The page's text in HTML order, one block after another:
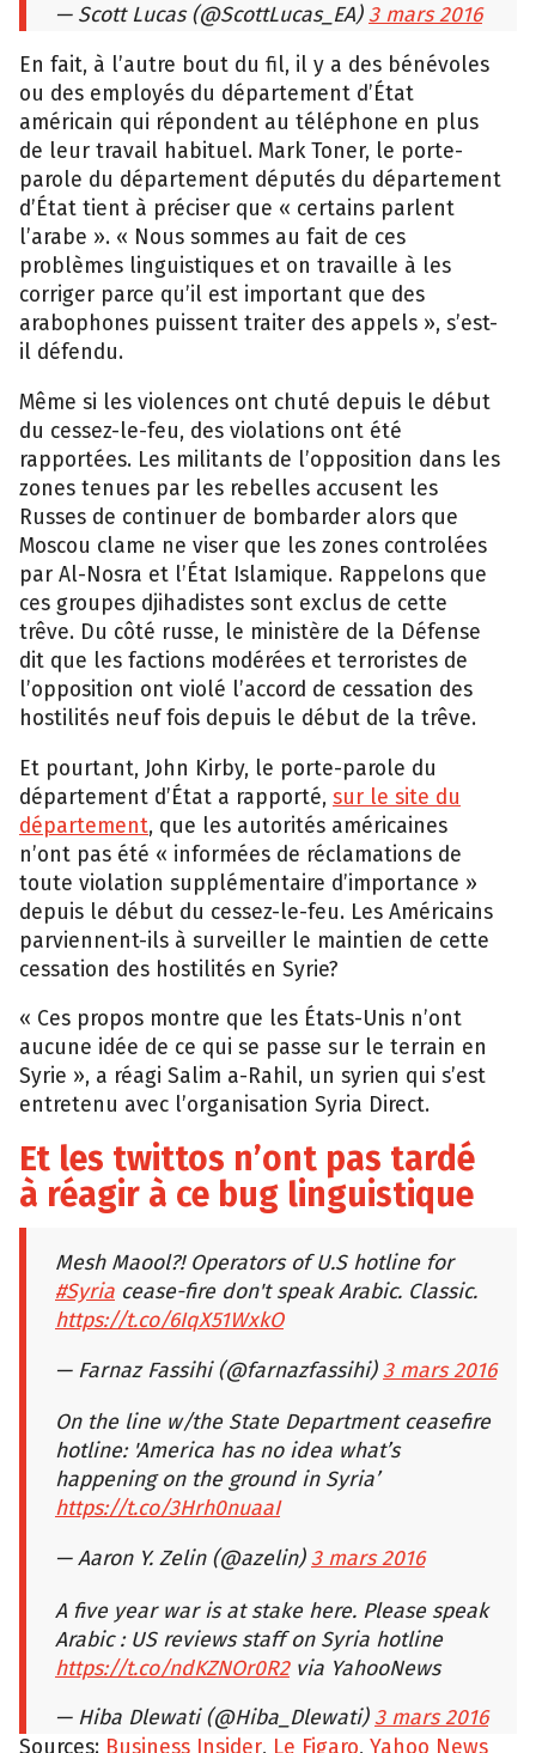
— Scott Lucas (@ScottLucas_EA)3 mars 2016
En fait, à l’autre bout du fil, il y a des bénévoles
ou des employés du département d’État
américain qui répondent au téléphone en plus
de leur travail habituel. Mark Toner, le porte-
parole du département députés du département
d’État tient à préciser que « certains parlent
l’arabe ». « Nous sommes au fait de ces
problèmes linguistiques et on travaille à les
corriger parce qu’il est important que des
arabophones puissent traiter des appels », s’est-
il défendu.
Même si les violences ont chuté depuis le début
du cessez-le-feu, des violations ont été
rapportées. Les militants de l’opposition dans les
zones tenues par les rebelles accusent les
Russes de continuer de bombarder alors que
Moscou clame ne viser que les zones controlées
par Al-Nosra et l’État Islamique. Rappelons que
ces groupes djihadistes sont exclus de cette
trêve. Du côté russe, le ministère de la Défense
dit que les factions modérées et terroristes de
l’opposition ont violé l’accord de cessation des
hostilités neuf fois depuis le début de la trêve.
Et pourtant, John Kirby, le porte-parole du
département d’État a rapporté, sur le site du
département, que les autorités américaines
n’ont pas été « informées de réclamations de
toute violation supplémentaire d’importance »
depuis le début du cessez-le-feu. Les Américains
parviennent-ils à surveiller le maintien de cette
cessation des hostilités en Syrie?
« Ces propos montre que les États-Unis n’ont
aucune idée de ce qui se passe sur le terrain en
Syrie », a réagi Salim a-Rahil, un syrien qui s’est
entretenu avec l’organisation Syria Direct.
Et les twittos n’ont pas tardé
à réagir à ce bug linguistique
Mesh Maool?! Operators of U.S hotline for
#Syria cease-fire don't speak Arabic. Classic.
https://t.co/6IqX51WxkO
— Farnaz Fassihi (@farnazfassihi)3 mars 2016
On the line w/the State Department ceasefire
hotline: 'America has no idea what’s
happening on the ground in Syria’
https://t.co/3Hrh0nuaaI
— Aaron Y. Zelin (@azelin)3 mars 2016
A five year war is at stake here. Please speak
Arabic : US reviews staff on Syria hotline
https://t.co/ndKZNOr0R2via YahooNews
— Hiba Dlewati (@Hiba_Dlewati)3 mars 2016
Sources: Business Insider, Le Figaro, Yahoo News